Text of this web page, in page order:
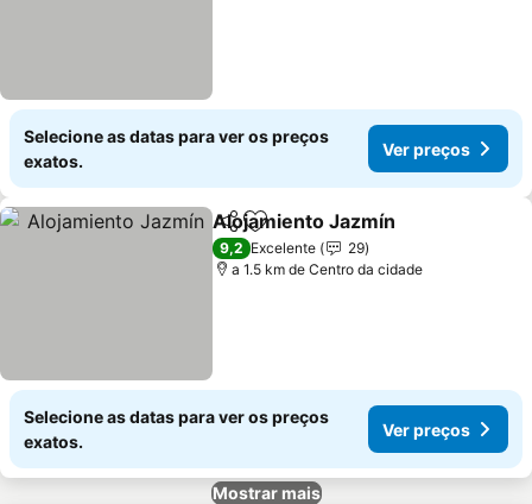
Selecione as datas para ver os preços
exatos.
Ver preços
PartilharAdicionar aos favoritos
Alojamiento Jazmín
9,2 Excelente
29
a 1.5 km de Centro da cidade
Selecione as datas para ver os preços
exatos.
Ver preços
Mostrar mais